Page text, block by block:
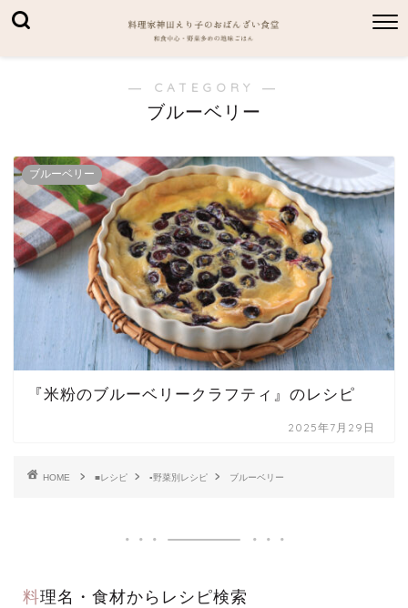
― CATEGORY ―
ブルーベリー
ブルーベリー
『米粉のブルーベリークラフティ』のレシピ
2025年7月29日
HOME ■レシピ ▪野菜別レシピ ブルーベリー
料理名・食材からレシピ検索